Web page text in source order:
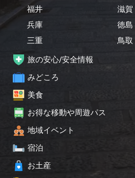
福井
兵庫
三重
滋賀
徳島
鳥取
旅の安心/安全情報
みどころ
美食
お得な移動や周遊パス
地域イベント
宿泊
お土産